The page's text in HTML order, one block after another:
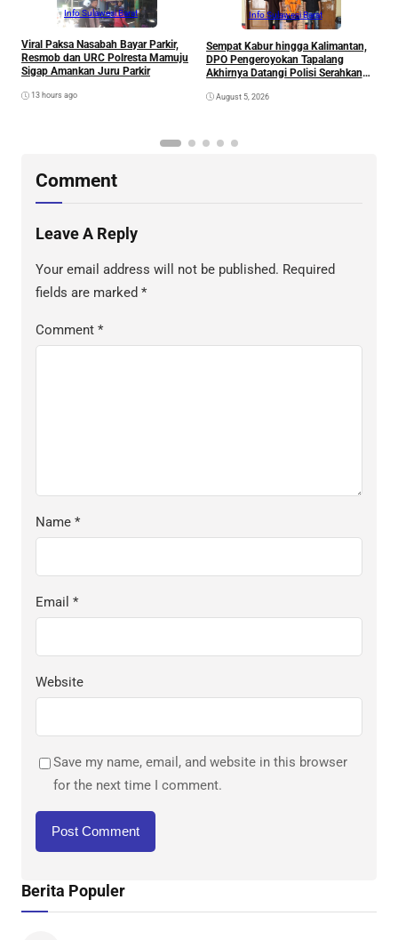
Info Sulawesi Barat
Viral Paksa Nasabah Bayar Parkir,
Resmob dan URC Polresta Mamuju
Sigap Amankan Juru Parkir
13 hours ago
Info Sulawesi Barat
Sempat Kabur hingga Kalimantan,
DPO Pengeroyokan Tapalang
Akhirnya Datangi Polisi Serahkan
August 5, 2026
Comment
Leave A Reply
Your email address will not be published. Required
fields are marked *
Comment *
Name *
Email *
Website
Save my name, email, and website in this browser
for the next time I comment.
Berita Populer